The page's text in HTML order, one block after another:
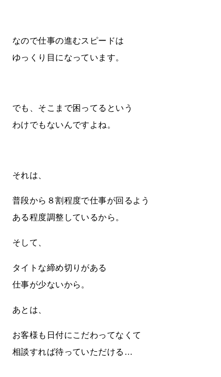
なので仕事の進むスピードは
ゆっくり目になっています。
でも、そこまで困ってるという
わけでもないんですよね。
それは、
普段から８割程度で仕事が回るよう
ある程度調整しているから。
そして、
タイトな締め切りがある
仕事が少ないから。
あとは、
お客様も日付にこだわってなくて
相談すれば待っていただける…